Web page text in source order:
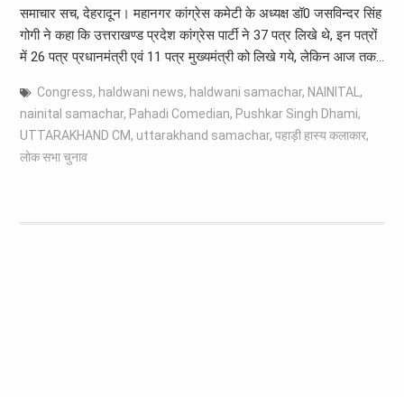
समाचार सच, देहरादून। महानगर कांग्रेस कमेटी के अध्यक्ष डॉ0 जसविन्दर सिंह
गोगी ने कहा कि उत्तराखण्ड प्रदेश कांग्रेस पार्टी ने 37 पत्र लिखे थे, इन पत्रों
में 26 पत्र प्रधानमंत्री एवं 11 पत्र मुख्यमंत्री को लिखे गये, लेकिन आज तक…
Congress, haldwani news, haldwani samachar, NAINITAL ,
nainital samachar, Pahadi Comedian, Pushkar Singh Dhami,
UTTARAKHAND CM, uttarakhand samachar, पहाड़ी हास्य कलाकार,
लोक सभा चुनाव